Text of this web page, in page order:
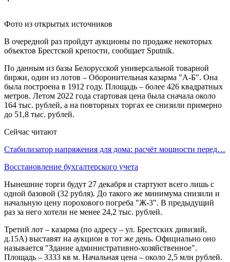
Фото из открытых источников
В очередной раз пройдут аукционы по продаже некоторых
объектов Брестской крепости, сообщает Sputnik.
По данным из базы Белорусской универсальной товарной
биржи, один из лотов – Оборонительная казарма "А-Б". Она
была построена в 1912 году. Площадь – более 426 квадратных
метров. Летом 2022 года стартовая цена была сначала около
164 тыс. рублей, а на повторных торгах ее снизили примерно
до 51,8 тыс. рублей.
Сейчас читают
Стабилизатор напряжения для дома: расчёт мощности перед…
Восстановление бухгалтерского учета
Нынешние торги будут 27 декабря и стартуют всего лишь с
одной базовой (32 рубля). До такого же минимума снизили и
начальную цену порохового погреба "Ж-3". В предыдущий
раз за него хотели не менее 24,2 тыс. рублей.
Третий лот – казарма (по адресу – ул. Брестских дивизий,
д.15А) выставят на аукцион в тот же день. Официально оно
называется "Здание административно-хозяйственное".
Площадь – 3333 кв м. Начальная цена – около 2,5 млн рублей.